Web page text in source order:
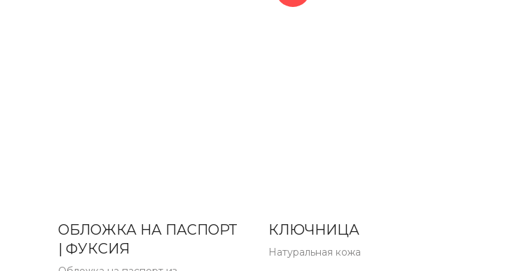
ОБЛОЖКА НА ПАСПОРТ
| ФУКСИЯ
КЛЮЧНИЦА
Натуральная кожа